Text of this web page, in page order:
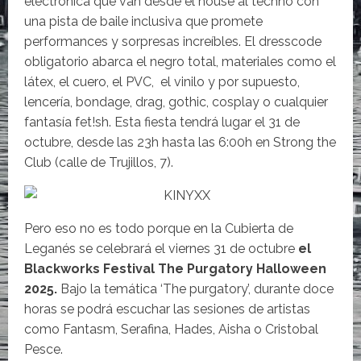
una pista de baile inclusiva que promete
performances y sorpresas increíbles. El dresscode
obligatorio abarca el negro total, materiales como el
látex, el cuero, el PVC, el vinilo y por supuesto,
lencería, bondage, drag, gothic, cosplay o cualquier
fantasía fet!sh. Esta fiesta tendrá lugar el 31 de
octubre, desde las 23h hasta las 6:00h en Strong the
Club (calle de Trujillos, 7).
Pero eso no es todo porque en la Cubierta de
Leganés se celebrará el viernes 31 de octubre el
Blackworks Festival The Purgatory Halloween
2025. Bajo la temática ‘The purgatory’, durante doce
horas se podrá escuchar las sesiones de artistas
como Fantasm, Serafina, Hades, Aisha o Cristobal
Pesce.